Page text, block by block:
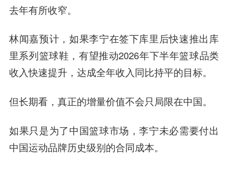
去年有所收窄。
林闻嘉预计，如果李宁在签下库里后快速推出库
里系列篮球鞋，有望推动2026年下半年篮球品类
收入快速提升，达成全年收入同比持平的目标。
但长期看，真正的增量价值不会只局限在中国。
如果只是为了中国篮球市场，李宁未必需要付出
中国运动品牌历史级别的合同成本。